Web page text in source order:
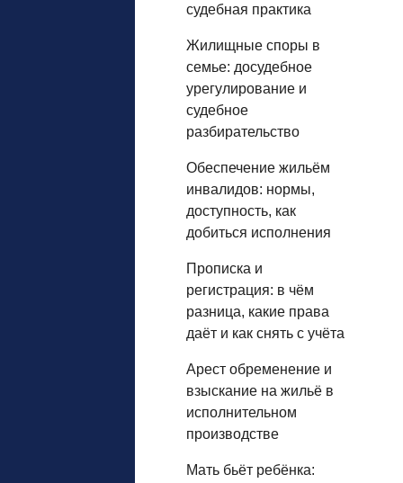
судебная практика
Жилищные споры в
семье: досудебное
урегулирование и
судебное
разбирательство
Обеспечение жильём
инвалидов: нормы,
доступность, как
добиться исполнения
Прописка и
регистрация: в чём
разница, какие права
даёт и как снять с учёта
Арест обременение и
взыскание на жильё в
исполнительном
производстве
Мать бьёт ребёнка: